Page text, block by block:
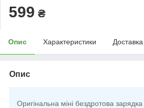
599 ₴
Опис Характеристики Доставка
Опис
Оригінальна міні бездротова